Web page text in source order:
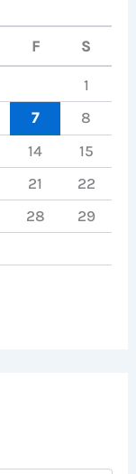
F S
1
7
8
14
15
21
22
28
29